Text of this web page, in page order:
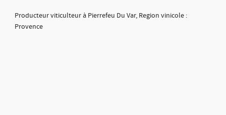
Producteur viticulteur à Pierrefeu Du Var, Region vinicole :
Provence